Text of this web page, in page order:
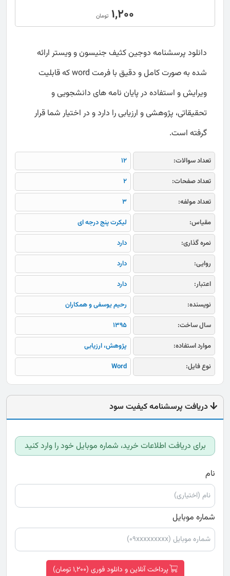
1,200 تومان
دانلود پرسشنامه دوجین کثیف جنیسون و ویستر ارائه
شده به صورت کامل و دقیق با فرمت word که قابلیت
ویرایش و استفاده در پایان نامه های دانشجویی و
تحقیقاتی، پژوهشی و ارزیابی را دارد و در اختیار شما قرار
گرفته است.
تعداد سوالات:
12
تعداد صفحات:
2
تعداد مولفه:
3
مقیاس:
لیکرت پنج درجه ای
نمره گذاری:
دارد
روایی:
دارد
اعتبار:
دارد
نویسنده:
رحیم یوسفی و همکاران
سال ساخت:
1395
موارد استفاده:
پژوهش، ارزیابی
نوع فایل:
Word
دریافت پرسشنامه کیفیت سود
برای دریافت اطلاعات خرید، شماره موبایل خود را وارد کنید
نام
شماره موبایل
پرداخت آنلاین و دانلود فوری (1,200 تومان)